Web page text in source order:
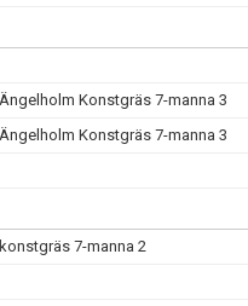
Konstgräs 7-manna 3
Konstgräs 7-manna 3
7-manna 2